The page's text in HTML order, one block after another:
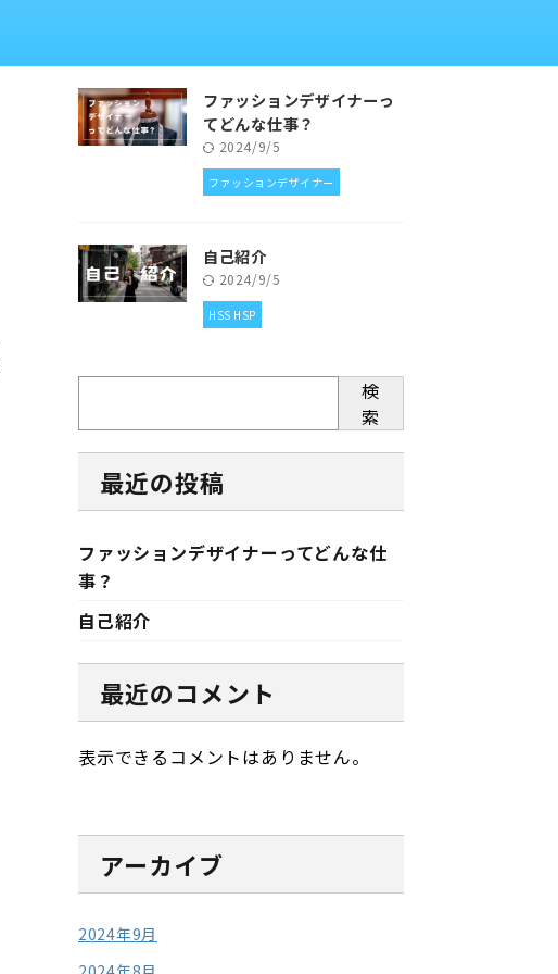
ファッションデザイナーっ
てどんな仕事？
2024/9/5
ファッションデザイナー
自己紹介
2024/9/5
HSS HSP
検
索
最近の投稿
ファッションデザイナーってどんな仕
事？
自己紹介
最近のコメント
表示できるコメントはありません。
アーカイブ
2024年9月